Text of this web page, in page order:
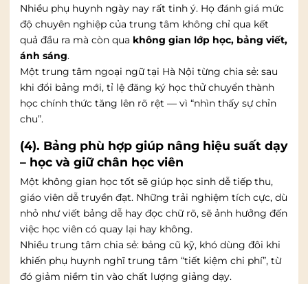
Nhiều phụ huynh ngày nay rất tinh ý. Họ đánh giá mức
độ chuyên nghiệp của trung tâm không chỉ qua kết
quả đầu ra mà còn qua không gian lớp học, bảng viết,
ánh sáng.
Một trung tâm ngoại ngữ tại Hà Nội từng chia sẻ: sau
khi đổi bảng mới, tỉ lệ đăng ký học thử chuyển thành
học chính thức tăng lên rõ rệt — vì “nhìn thấy sự chỉn
chu”.
(4). Bảng phù hợp giúp nâng hiệu suất dạy
– học và giữ chân học viên
Một không gian học tốt sẽ giúp học sinh dễ tiếp thu,
giáo viên dễ truyền đạt. Những trải nghiệm tích cực, dù
nhỏ như viết bảng dễ hay đọc chữ rõ, sẽ ảnh hưởng đến
việc học viên có quay lại hay không.
Nhiều trung tâm chia sẻ: bảng cũ kỹ, khó dùng đôi khi
khiến phụ huynh nghĩ trung tâm “tiết kiệm chi phí”, từ
đó giảm niềm tin vào chất lượng giảng dạy.